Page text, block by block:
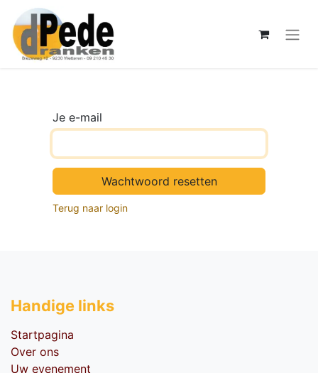
Je e-mail
Wachtwoord resetten
Terug naar login
Handige li​nks
Startpagina
Over ons
Uw evenement